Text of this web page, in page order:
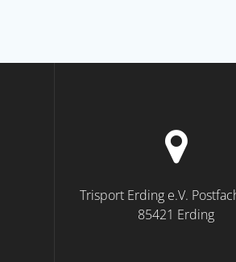
Trisport Erding e.V.
85421 Erding